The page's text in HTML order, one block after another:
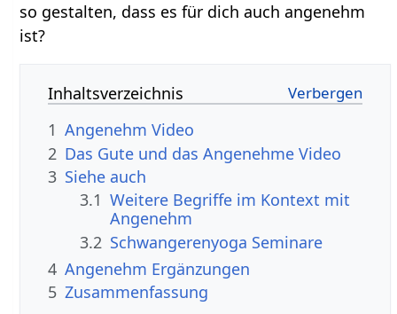
so gestalten, dass es für dich auch angenehm
ist?
Inhaltsverzeichnis
1
Angenehm‏‎ Video
2 Das Gute und das Angenehme Video
3 Siehe auch
3.1 Weitere Begriffe im Kontext mit
3.2 Schwangerenyoga Seminare
4
Angenehm‏‎ Ergänzungen
5 Zusammenfassung